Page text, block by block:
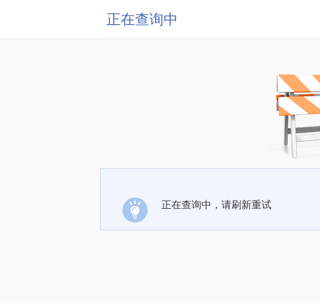
正在查询中
正在查询中，请刷新重试